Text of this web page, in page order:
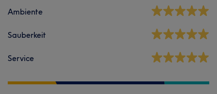
Ambiente
Sauberkeit
Service